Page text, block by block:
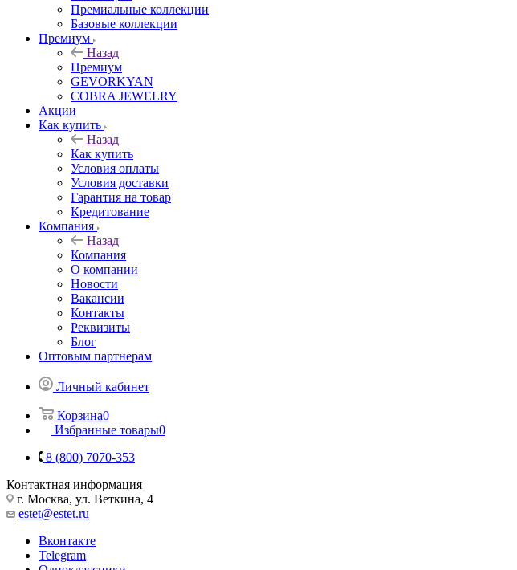
Премиальные коллекции
Базовые коллекции
Премиум
Назад
Премиум
GEVORKYAN
COBRA JEWELRY
Акции
Как купить
Назад
Как купить
Условия оплаты
Условия доставки
Гарантия на товар
Кредитование
Компания
Назад
Компания
О компании
Новости
Вакансии
Контакты
Реквизиты
Блог
Оптовым партнерам
Личный кабинет
Корзина0
Избранные товары0
8 (800) 7070-353
Контактная информация
г. Москва, ул. Веткина, 4
estet@estet.ru
Вконтакте
Telegram